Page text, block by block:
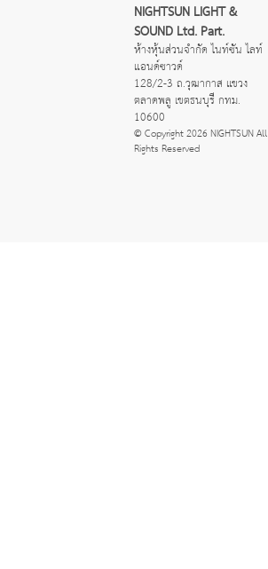
NIGHTSUN LIGHT &
SOUND Ltd. Part.
ห้างหุ้นส่วนจำกัด ไนท์ซัน ไลท์
แอนด์ซาวด์
128/2-3 ถ.วุฒากาส แขวง
ตลาดพลู เขตธนบุรี กทม.
10600
© Copyright 2026 NIGHTSUN All
Rights Reserved